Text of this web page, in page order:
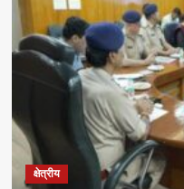
क्षेत्रीय